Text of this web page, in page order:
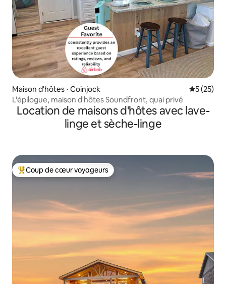
Maison d'hôtes ⋅ Coinjock
5 (25)
L'épilogue, maison d'hôtes Soundfront, quai privé
Location de maisons d'hôtes avec lave-
linge et sèche-linge
Coups de cœur voyageurs les plus appréciés
Coup de cœur voyageurs